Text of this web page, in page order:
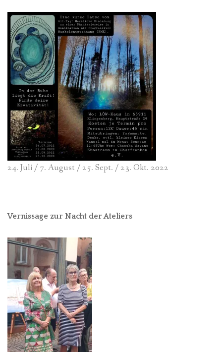
24. Juli / 7. August / 25. Sept. / 23. Okt. 2022
Vernissage zur Nacht der Ateliers